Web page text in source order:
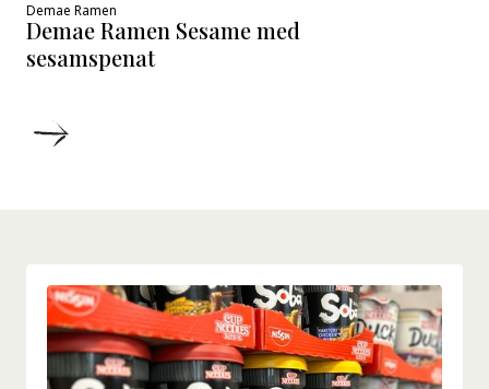
Demae Ramen
Demae Ramen Sesame med
sesamspenat